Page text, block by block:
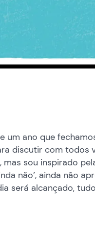
um ano que
discutir com todos
sou inspirado
não’, ainda não
será alcançado,